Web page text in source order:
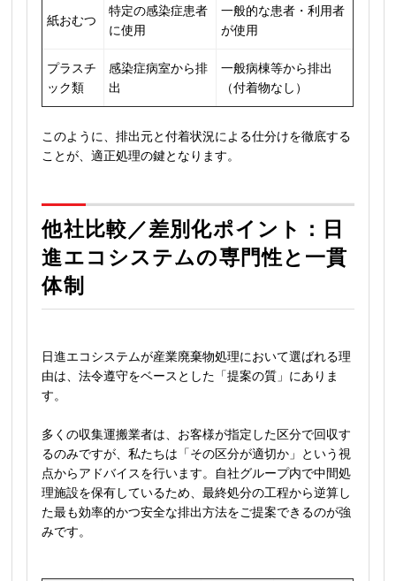
紙おむつ
特定の感染症患者
に使用
一般的な患者・利用者
が使用
プラスチ
ック類
感染症病室から排
出
一般病棟等から排出
（付着物なし）
このように、排出元と付着状況による仕分けを徹底する
ことが、適正処理の鍵となります。
他社比較／差別化ポイント：日
進エコシステムの専門性と一貫
体制
日進エコシステムが産業廃棄物処理において選ばれる理
由は、法令遵守をベースとした「提案の質」にありま
す。
多くの収集運搬業者は、お客様が指定した区分で回収す
るのみですが、私たちは「その区分が適切か」という視
点からアドバイスを行います。自社グループ内で中間処
理施設を保有しているため、最終処分の工程から逆算し
た最も効率的かつ安全な排出方法をご提案できるのが強
みです。